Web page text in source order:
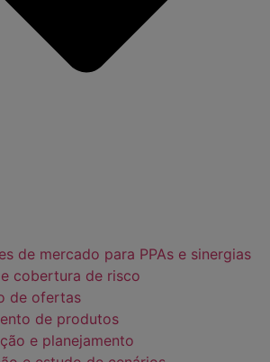
de mercado para PPAs e sinergias
cobertura de risco
de ofertas
de produtos
e planejamento